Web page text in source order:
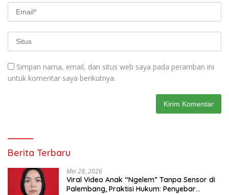
Simpan nama, email, dan situs web saya pada peramban ini
untuk komentar saya berikutnya.
Berita Terbaru
Mei 28, 2026
Viral Video Anak “Ngelem” Tanpa Sensor di
Palembang, Praktisi Hukum: Penyebar